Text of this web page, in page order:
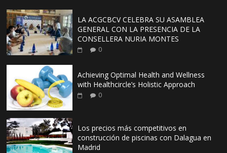
LA ACGCBCV CELEBRA SU ASAMBLEA
GENERAL CON LA PRESENCIA DE LA
CONSELLERA NURIA MONTES
0
Achieving Optimal Health and Wellness
with Healthcircle’s Holistic Approach
0
Los precios más competitivos en
construcción de piscinas con Dalagua en
Madrid